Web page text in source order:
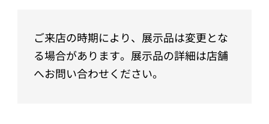
ご来店の時期により、展示品は変更とな
る場合があります。展示品の詳細は店舗
へお問い合わせください。